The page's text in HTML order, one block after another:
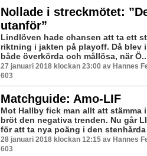
Nollade i streckmötet:
utanför”
Lindlöven hade chansen att ta ett
riktning i jakten på playoff. Då blev
både överkörda och mållösa, när
27 januari 2018 klockan 23:00 av Hannes
603
Matchguide: Amo-LIF
Mot Hallby fick man allt att stämma
bröt den negativa trenden. Nu går
för att ta nya poäng i den stenhårda
28 januari 2018 klockan 12:15 av Hannes
603